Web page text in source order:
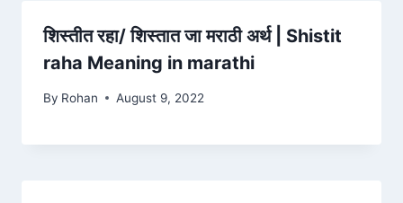
शिस्तीत रहा/ शिस्तात जा मराठी अर्थ | Shistit
raha Meaning in marathi
By Rohan August 9, 2022